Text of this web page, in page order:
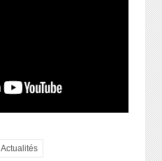
Actualités